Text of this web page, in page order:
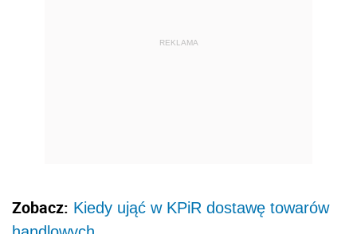
REKLAMA
Zobacz: Kiedy ująć w KPiR dostawę towarów